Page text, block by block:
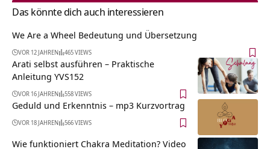
Das könnte dich auch interessieren
We Are a Wheel Bedeutung und Übersetzung
VOR 12 JAHREN 465 VIEWS
Arati selbst ausführen – Praktische
Anleitung YVS152
VOR 16 JAHREN 558 VIEWS
Geduld und Erkenntnis – mp3 Kurzvortrag
VOR 18 JAHREN 566 VIEWS
Wie funktioniert Chakra Meditation? Video